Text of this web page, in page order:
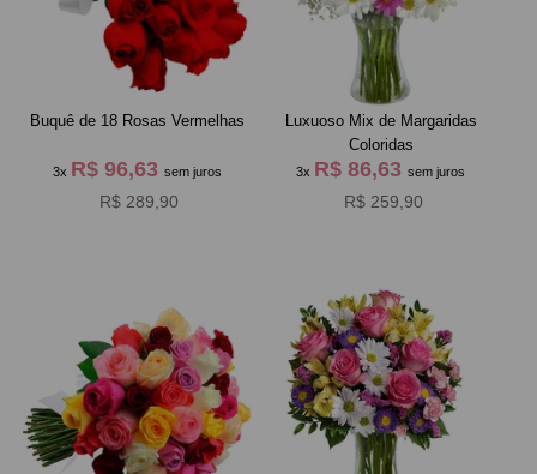
Buquê de 18 Rosas Vermelhas
3x R$ 96,63 sem juros
R$ 289,90
Luxuoso Mix de Margaridas
Coloridas
3x R$ 86,63sem juros
R$ 259,90